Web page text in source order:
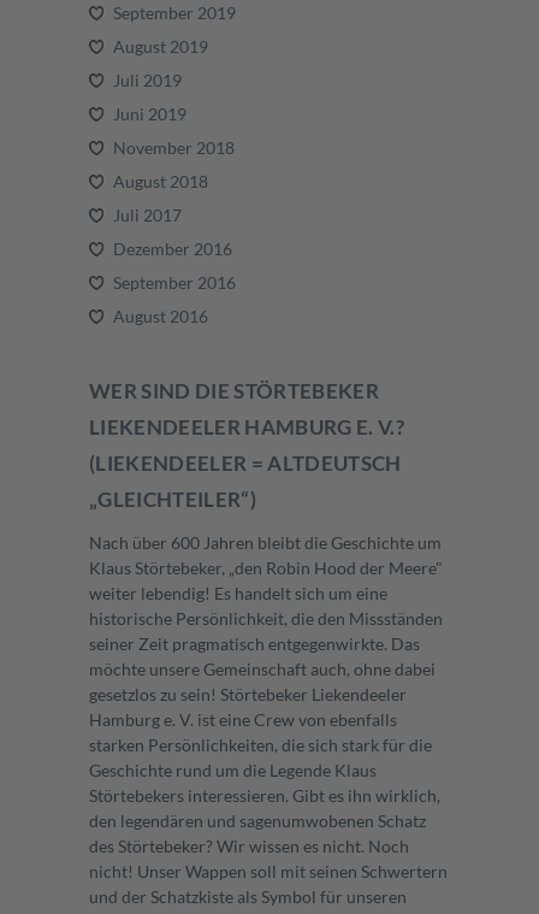
September 2019
August 2019
Juli 2019
Juni 2019
November 2018
August 2018
Juli 2017
Dezember 2016
September 2016
August 2016
WER SIND DIE STÖRTEBEKER
LIEKENDEELER HAMBURG E. V.?
(LIEKENDEELER = ALTDEUTSCH
„GLEICHTEILER“)
Nach über 600 Jahren bleibt die Geschichte um
Klaus Störtebeker, „den Robin Hood der Meere"
weiter lebendig! Es handelt sich um eine
historische Persönlichkeit, die den Missständen
seiner Zeit pragmatisch entgegenwirkte. Das
möchte unsere Gemeinschaft auch, ohne dabei
gesetzlos zu sein! Störtebeker Liekendeeler
Hamburg e. V. ist eine Crew von ebenfalls
starken Persönlichkeiten, die sich stark für die
Geschichte rund um die Legende Klaus
Störtebekers interessieren. Gibt es ihn wirklich,
den legendären und sagenumwobenen Schatz
des Störtebeker? Wir wissen es nicht. Noch
nicht! Unser Wappen soll mit seinen Schwertern
und der Schatzkiste als Symbol für unseren